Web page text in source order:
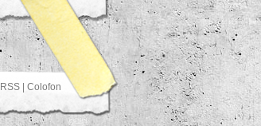
RSS Colofon